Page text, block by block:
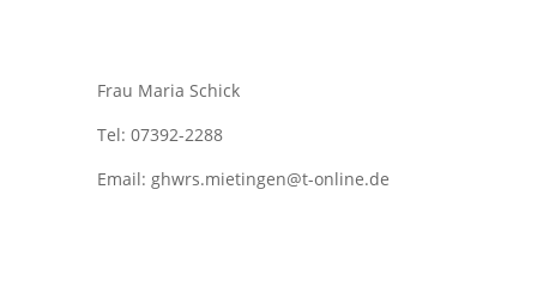
Frau Maria Schick
Tel: 07392-2288
Email: ghwrs.mietingen@t-online.de